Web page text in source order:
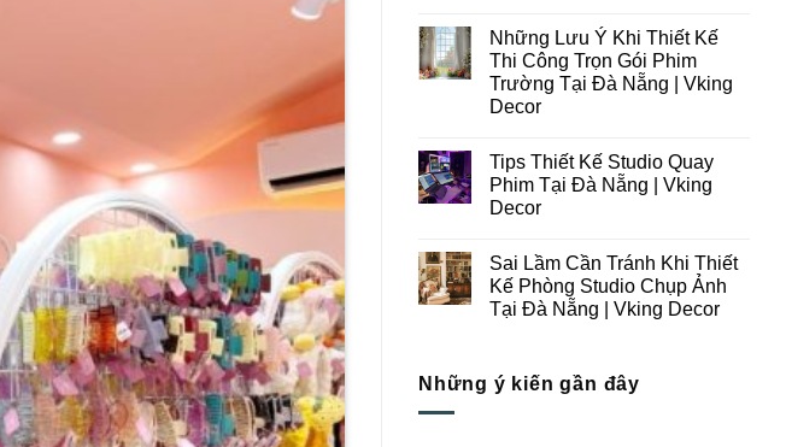
Thi
Công
Studio
Chụp
Ảnh
Tại
Vking
Decor
bình
luận
ở
Những
Lưu
Ý
Kế
Thi
Công
Trọn
Quay
Phim
Tại
Đà
Nẵng
Những Lưu Ý Khi Thiết Kế
Thi Công Trọn Gói Phim
Trường Tại Đà Nẵng | Vking
Decor
bình
luận
ở
Những
Khi
Thiết
Kế
Thi
Công
Trường
Tại
Tips Thiết Kế Studio Quay
Phim Tại Đà Nẵng | Vking
Decor
bình
luận
ở
Tips
Quay
Phim
Sai Lầm Cần Tránh Khi Thiết
Kế Phòng Studio Chụp Ảnh
Tại Đà Nẵng | Vking Decor
luận
ở
Những ý kiến gần đây